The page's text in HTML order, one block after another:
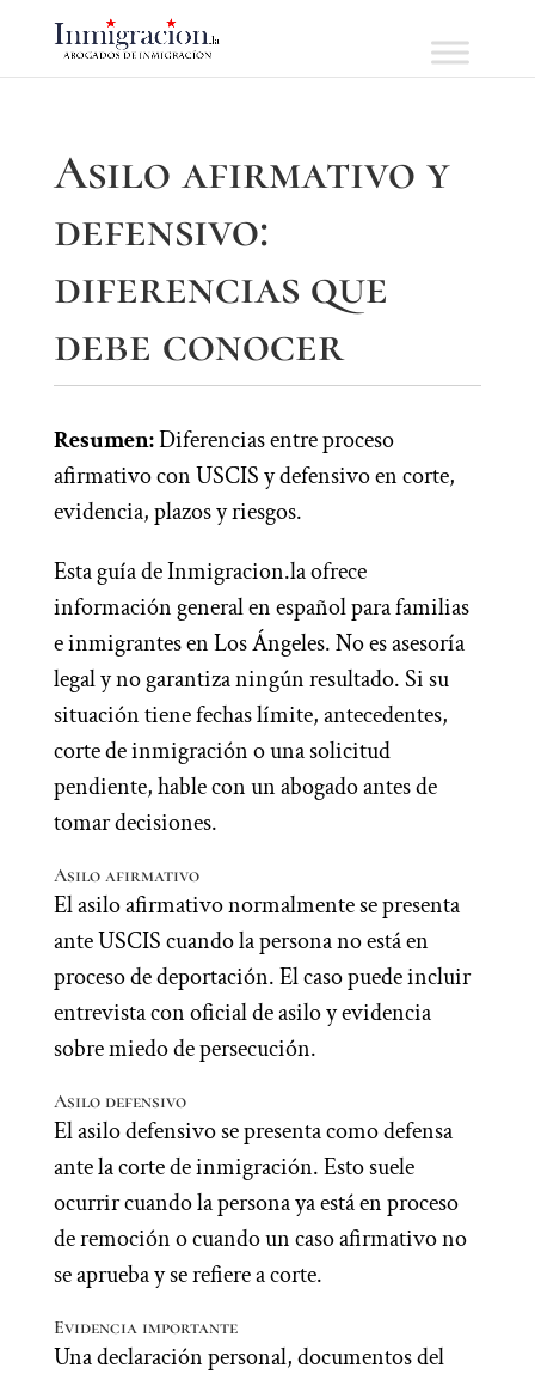
Asilo afirmativo y
defensivo:
diferencias que
debe conocer
Resumen:Diferencias entre proceso
afirmativo con USCIS y defensivo en corte,
evidencia, plazos y riesgos.
Esta guía de Inmigracion.la ofrece
información general en español para familias
e inmigrantes en Los Ángeles. No es asesoría
legal y no garantiza ningún resultado. Si su
situación tiene fechas límite, antecedentes,
corte de inmigración o una solicitud
pendiente, hable con un abogado antes de
tomar decisiones.
Asilo afirmativo
El asilo afirmativo normalmente se presenta
ante USCIS cuando la persona no está en
proceso de deportación. El caso puede incluir
entrevista con oficial de asilo y evidencia
sobre miedo de persecución.
Asilo defensivo
El asilo defensivo se presenta como defensa
ante la corte de inmigración. Esto suele
ocurrir cuando la persona ya está en proceso
de remoción o cuando un caso afirmativo no
se aprueba y se refiere a corte.
Evidencia importante
Una declaración personal, documentos del